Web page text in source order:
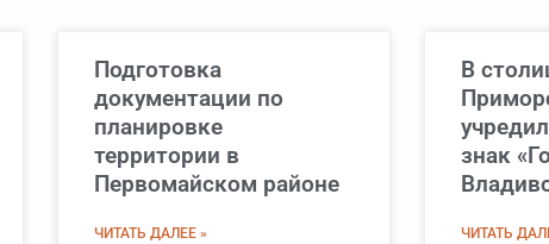
Подготовка
документации по
планировке
территории в
Первомайском районе
ЧИТАТЬ ДАЛЕЕ »
В
знак
ЧИТАТЬ